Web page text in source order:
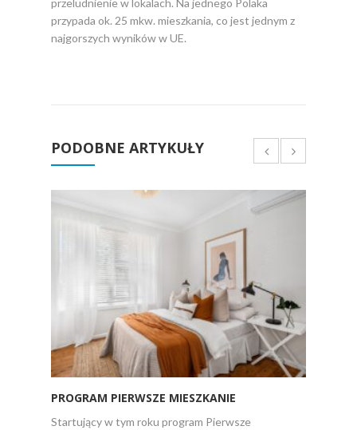
przeludnienie w lokalach. Na jednego Polaka
przypada ok. 25 mkw. mieszkania, co jest jednym z
najgorszych wyników w UE.
PODOBNE ARTYKUŁY
PROGRAM PIERWSZE MIESZKANIE
Startujący w tym roku program Pierwsze